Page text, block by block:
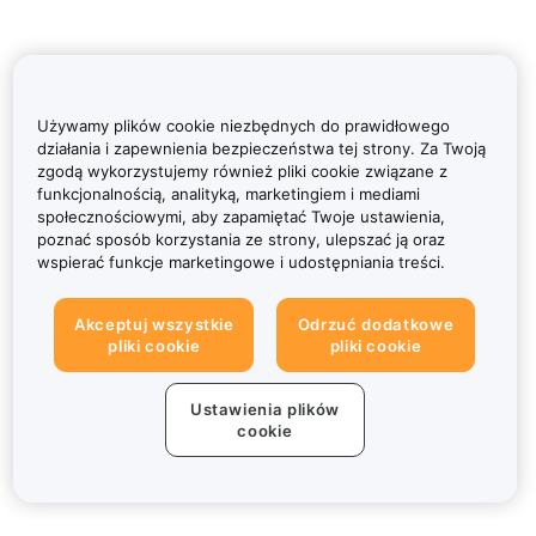
Używamy plików cookie niezbędnych do prawidłowego
działania i zapewnienia bezpieczeństwa tej strony. Za Twoją
zgodą wykorzystujemy również pliki cookie związane z
funkcjonalnością, analityką, marketingiem i mediami
społecznościowymi, aby zapamiętać Twoje ustawienia,
poznać sposób korzystania ze strony, ulepszać ją oraz
wspierać funkcje marketingowe i udostępniania treści.
Akceptuj wszystkie
pliki cookie
Odrzuć dodatkowe
pliki cookie
Ustawienia plików
cookie